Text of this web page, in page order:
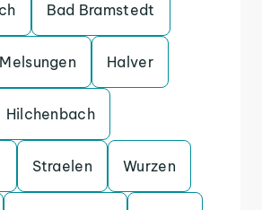
Bad Bramstedt
Melsungen Halver
Hilchenbach
Straelen Wurzen